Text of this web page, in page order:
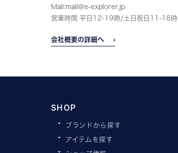
Mail:mail@e-explorer.jp
営業時間 平日12-19時/土日祝日11-18時
会社概要の詳細へ
SHOP
ブランドから探す
アイテムを探す